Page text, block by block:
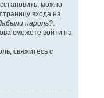
можно
входа на
пароль?.
сможете войти на
свяжитесь с